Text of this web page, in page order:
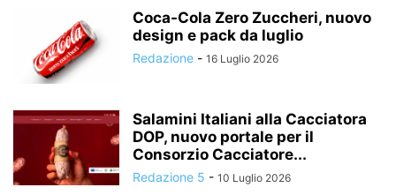
Coca-Cola Zero Zuccheri, nuovo
design e pack da luglio
Redazione - 16 Luglio 2026
Salamini Italiani alla Cacciatora
DOP, nuovo portale per il
Consorzio Cacciatore...
Redazione 5 - 10 Luglio 2026